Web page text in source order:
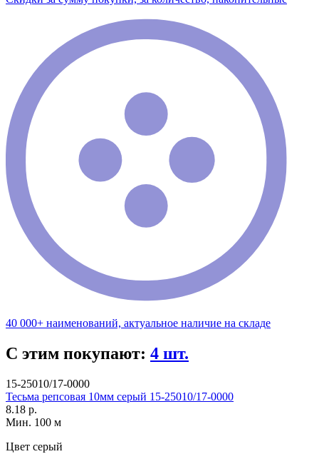
40 000+ наименований, актуальное наличие на складе
С этим покупают: 4 шт.
15-25010/17-0000
Тесьма репсовая 10мм серый 15-25010/17-0000
8.18 р.
Мин. 100 м
Цвет серый